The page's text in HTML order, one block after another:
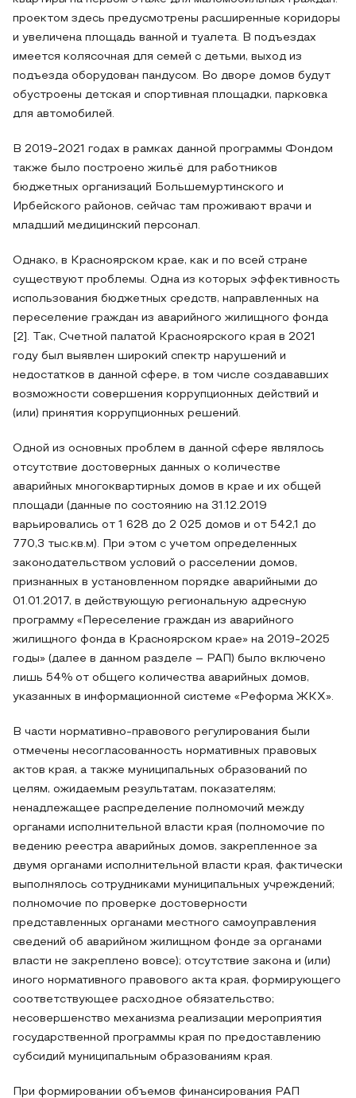
проектом здесь предусмотрены расширенные коридоры
и увеличена площадь ванной и туалета. В подъездах
имеется колясочная для семей с детьми, выход из
подъезда оборудован пандусом. Во дворе домов будут
обустроены детская и спортивная площадки, парковка
для автомобилей.
В 2019-2021 годах в рамках данной программы Фондом
также было построено жильё для работников
бюджетных организаций Большемуртинского и
Ирбейского районов, сейчас там проживают врачи и
младший медицинский персонал.
Однако, в Красноярском крае, как и по всей стране
существуют проблемы. Одна из которых эффективность
использования бюджетных средств, направленных на
переселение граждан из аварийного жилищного фонда
[2]. Так, Счетной палатой Красноярского края в 2021
году был выявлен широкий спектр нарушений и
недостатков в данной сфере, в том числе создававших
возможности совершения коррупционных действий и
(или) принятия коррупционных решений.
Одной из основных проблем в данной сфере являлось
отсутствие достоверных данных о количестве
аварийных многоквартирных домов в крае и их общей
площади (данные по состоянию на 31.12.2019
варьировались от 1 628 до 2 025 домов и от 542,1 до
770,3 тыс.кв.м). При этом с учетом определенных
законодательством условий о расселении домов,
признанных в установленном порядке аварийными до
01.01.2017, в действующую региональную адресную
программу «Переселение граждан из аварийного
жилищного фонда в Красноярском крае» на 2019-2025
годы» (далее в данном разделе – РАП) было включено
лишь 54% от общего количества аварийных домов,
указанных в информационной системе «Реформа ЖКХ».
В части нормативно-правового регулирования были
отмечены несогласованность нормативных правовых
актов края, а также муниципальных образований по
целям, ожидаемым результатам, показателям;
ненадлежащее распределение полномочий между
органами исполнительной власти края (полномочие по
ведению реестра аварийных домов, закрепленное за
двумя органами исполнительной власти края, фактически
выполнялось сотрудниками муниципальных учреждений;
полномочие по проверке достоверности
представленных органами местного самоуправления
сведений об аварийном жилищном фонде за органами
власти не закреплено вовсе); отсутствие закона и (или)
иного нормативного правового акта края, формирующего
соответствующее расходное обязательство;
несовершенство механизма реализации мероприятия
государственной программы края по предоставлению
субсидий муниципальным образованиям края.
При формировании объемов финансирования РАП